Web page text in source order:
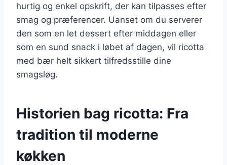
hurtig og enkel opskrift, der kan tilpasses efter
smag og præferencer. Uanset om du serverer
den som en let dessert efter middagen eller
som en sund snack i løbet af dagen, vil ricotta
med bær helt sikkert tilfredsstille dine
smagsløg.
Historien bag ricotta: Fra
tradition til moderne
køkken